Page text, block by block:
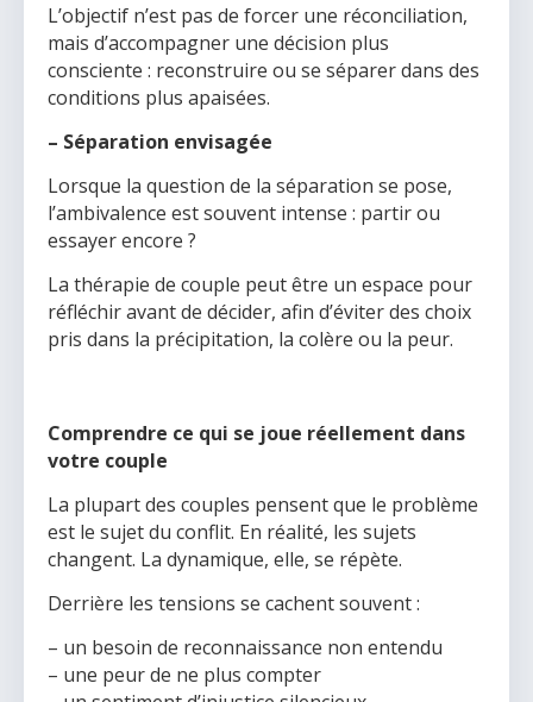
L’objectif n’est pas de forcer une réconciliation,
mais d’accompagner une décision plus
consciente : reconstruire ou se séparer dans des
conditions plus apaisées.
– Séparation envisagée
Lorsque la question de la séparation se pose,
l’ambivalence est souvent intense : partir ou
essayer encore ?
La thérapie de couple peut être un espace pour
réfléchir avant de décider, afin d’éviter des choix
pris dans la précipitation, la colère ou la peur.
Comprendre ce qui se joue réellement dans
votre couple
La plupart des couples pensent que le problème
est le sujet du conflit. En réalité, les sujets
changent. La dynamique, elle, se répète.
Derrière les tensions se cachent souvent :
– un besoin de reconnaissance non entendu
– une peur de ne plus compter